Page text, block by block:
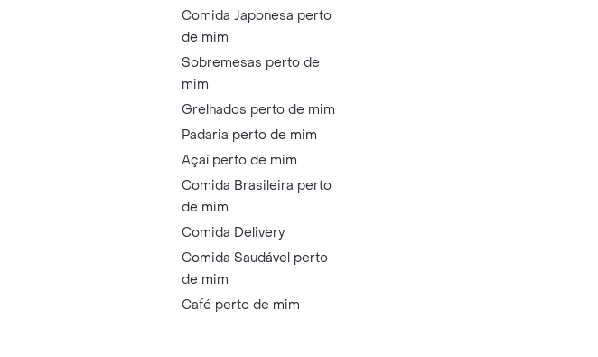
Comida Japonesa perto
de mim
Sobremesas perto de
mim
Grelhados perto de mim
Padaria perto de mim
Açaí perto de mim
Comida Brasileira perto
de mim
Comida Delivery
Comida Saudável perto
de mim
Café perto de mim